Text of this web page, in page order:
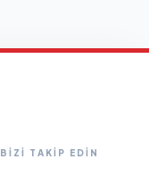
BİZİ TAKİP EDİN